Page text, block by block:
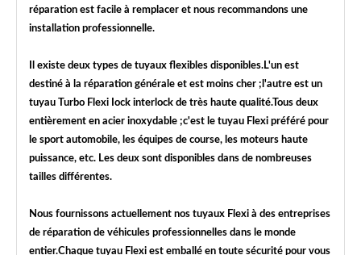
réparation est facile à remplacer et nous recommandons une
installation professionnelle.
Il existe deux types de tuyaux flexibles disponibles.L'un est
destiné à la réparation générale et est moins cher ;l'autre est un
tuyau Turbo Flexi Iock interlock de très haute qualité.Tous deux
entièrement en acier inoxydable ;c'est le tuyau Flexi préféré pour
le sport automobile, les équipes de course, les moteurs haute
puissance, etc. Les deux sont disponibles dans de nombreuses
tailles différentes.
Nous fournissons actuellement nos tuyaux Flexi à des entreprises
de réparation de véhicules professionnelles dans le monde
entier.Chaque tuyau Flexi est emballé en toute sécurité pour vous